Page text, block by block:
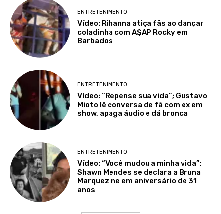
ENTRETENIMENTO
Vídeo: Rihanna atiça fãs ao dançar
coladinha com A$AP Rocky em
Barbados
ENTRETENIMENTO
Vídeo: “Repense sua vida”; Gustavo
Mioto lê conversa de fã com ex em
show, apaga áudio e dá bronca
ENTRETENIMENTO
Vídeo: “Você mudou a minha vida”;
Shawn Mendes se declara a Bruna
Marquezine em aniversário de 31
anos